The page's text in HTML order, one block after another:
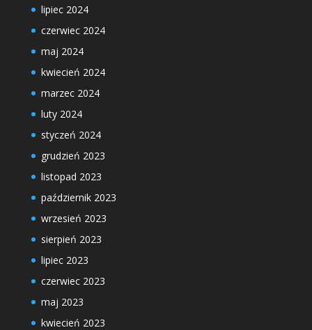
lipiec 2024
czerwiec 2024
maj 2024
kwiecień 2024
marzec 2024
luty 2024
styczeń 2024
grudzień 2023
listopad 2023
październik 2023
wrzesień 2023
sierpień 2023
lipiec 2023
czerwiec 2023
maj 2023
kwiecień 2023